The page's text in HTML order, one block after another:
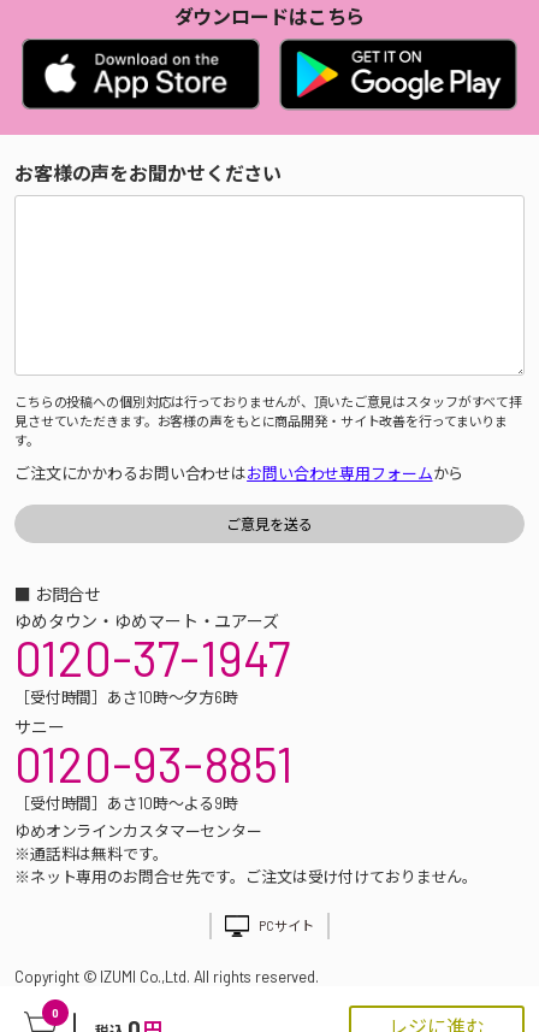
0
レジに進む
ダウンロードはこちら
お客様の声をお聞かせください
こちらの投稿への個別対応は行っておりませんが、頂いたご意見はスタッフがすべて拝
見させていただきます。お客様の声をもとに商品開発・サイト改善を行ってまいりま
す。
ご注文にかかわるお問い合わせはお問い合わせ専用フォームから
■ お問合せ
ゆめタウン・ゆめマート・ユアーズ
0120-37-1947
［受付時間］あさ10時～夕方6時
サニー
0120-93-8851
［受付時間］あさ10時～よる9時
ゆめオンラインカスタマーセンター
※通話料は無料です。
※ネット専用のお問合せ先です。ご注文は受け付けておりません。
PCサイト
Copyright © IZUMI Co.,Ltd. All rights reserved.